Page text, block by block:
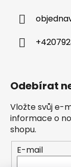
Odebírat
Vložte svůj e-
informace o
shopu.
E-mail